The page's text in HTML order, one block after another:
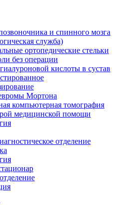
и спинного мозга
служба)
ортопедические стельки
без операции
кислоты в сустав
Мортона
компьютерная томография
медицинской помощи
отделение